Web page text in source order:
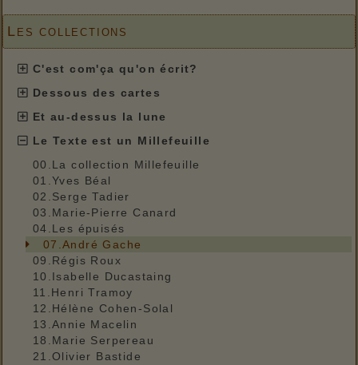
Les collections
C'est com'ça qu'on écrit?
Dessous des cartes
Et au-dessus la lune
Le Texte est un Millefeuille
00.La collection Millefeuille
01.Yves Béal
02.Serge Tadier
03.Marie-Pierre Canard
04.Les épuisés
07.André Gache
09.Régis Roux
10.Isabelle Ducastaing
11.Henri Tramoy
12.Hélène Cohen-Solal
13.Annie Macelin
18.Marie Serpereau
21.Olivier Bastide